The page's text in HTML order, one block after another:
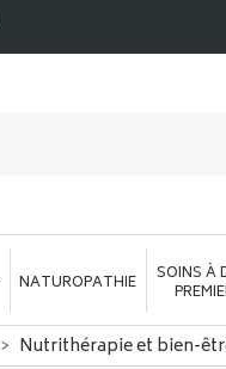
NATUROPATHIE SOINS À
Nutrithérapie et bien-